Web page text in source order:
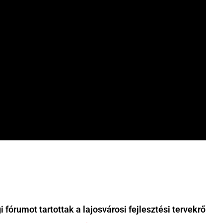
fórumot tartottak a lajosvárosi fejlesztési tervekről